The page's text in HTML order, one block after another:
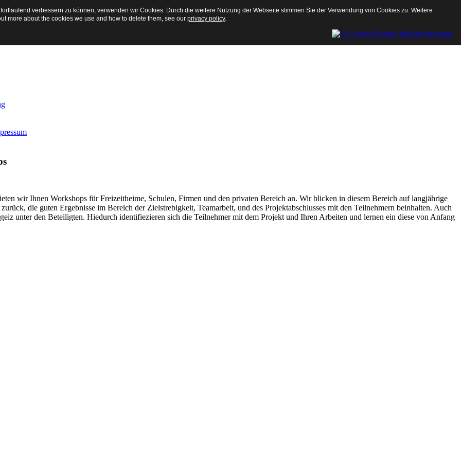
wir Ihnen Workshops für Freizeitheime, Schulen, Firmen und den privaten Bereich an. Wir blicken in diesem Bereich auf langjährige
die guten Ergebnisse im Bereich der Zielstrebigkeit, Teamarbeit, und des Projektabschlusses mit den Teilnehmern beinhalten. Auch
unter den Beteiligten. Hiedurch identifiezieren sich die Teilnehmer mit dem Projekt und Ihren Arbeiten und lernen ein diese von Anfang
verbessern zu können, verwenden wir Cookies. Durch die weitere Nutzung der Webseite stimmen Sie der Verwendung von Cookies zu. Weitere
more about the cookies we use and how to delete them, see our privacy policy.